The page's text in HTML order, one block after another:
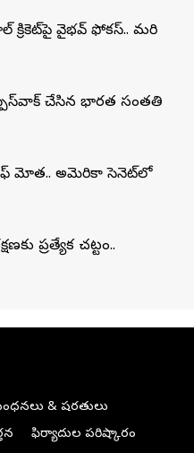
క్రికెట్‌పై వైభవ్ ఫోకస్.. మరి
చేసిన భారత సంతతి
మోత.. అమెరికా సెనెట్‌లో
ప్రత్యేక చట్టం..
& షరతులు
ఫిర్యాదుల పరిష్కారం